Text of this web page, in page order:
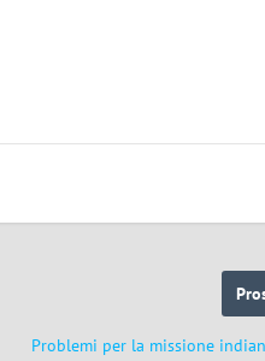
Problemi per la missione